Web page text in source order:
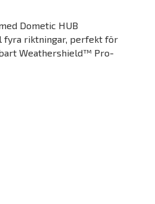
Dometic HUB
fyra riktningar, perfekt för
Weathershield™ Pro-